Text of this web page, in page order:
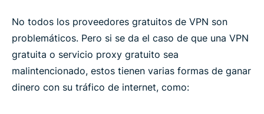
No todos los proveedores gratuitos de VPN son
problemáticos. Pero si se da el caso de que una VPN
gratuita o servicio proxy gratuito sea
malintencionado, estos tienen varias formas de ganar
dinero con su tráfico de internet, como: